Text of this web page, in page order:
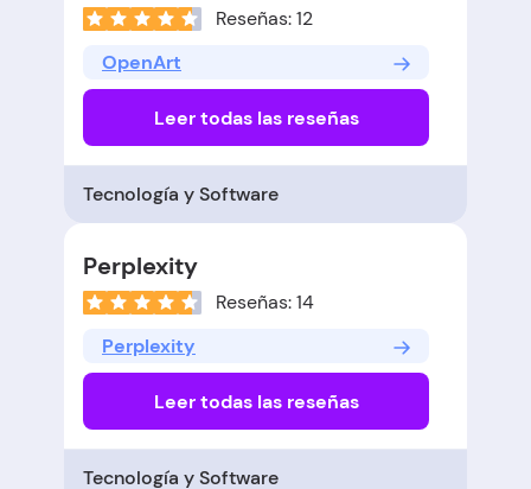
Reseñas: 12
OpenArt
Leer todas las reseñas
Tecnología y Software
Perplexity
Reseñas: 14
Perplexity
Leer todas las reseñas
Tecnología y Software